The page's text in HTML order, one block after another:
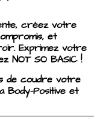
créez votre
et
Exprimez votre
NOT SO BASIC !
de coudre votre
Body-Positive et